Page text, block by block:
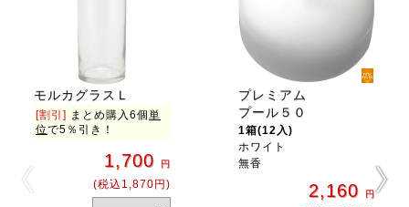
モルカグラスＬ
[割引] まとめ購入6個単
位で5％引き！
1,700 円
(税込1,870円)
プレミアム
プール５０
1箱(12入)
ホワイト
無香
2,160 円